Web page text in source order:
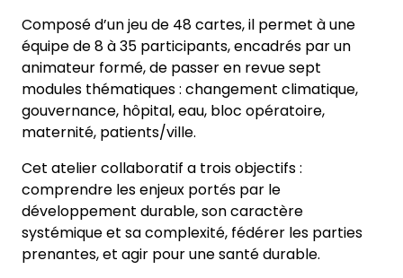
Composé d’un jeu de 48 cartes, il permet à une
équipe de 8 à 35 participants, encadrés par un
animateur formé, de passer en revue sept
modules thématiques : changement climatique,
gouvernance, hôpital, eau, bloc opératoire,
maternité, patients/ville.
Cet atelier collaboratif a trois objectifs :
comprendre les enjeux portés par le
développement durable, son caractère
systémique et sa complexité, fédérer les parties
prenantes, et agir pour une santé durable.